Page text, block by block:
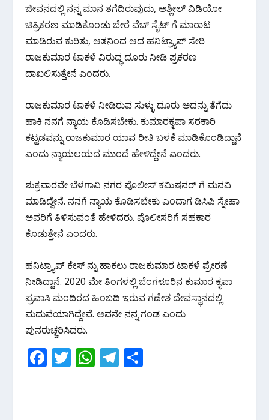
ಜೀವನದಲ್ಲಿ ನನ್ನ ಮಾನ ತಗೆದಿರುವುದು, ಅಶ್ಲೀಲ್ ವಿಡಿಯೋ
ಚಿತ್ರಿಕರಣ ಮಾಡಿಕೊಂಡು ಬೇರೆ ವೆಬ್ ಸೈಟ್ ಗೆ ಮಾರಾಟ
ಮಾಡಿರುವ ಕುರಿತು, ಆತನಿಂದ ಆದ ಹನಿಟ್ರ್ಯಾಪ್ ಸೇರಿ
ರಾಜಕುಮಾರ ಟಾಕಳೆ ವಿರುದ್ಧ ದೂರು ನೀಡಿ ಪ್ರಕರಣ
ದಾಖಲಿಸುತ್ತೇನೆ ಎಂದರು.
ರಾಜಕುಮಾರ ಟಾಕಳೆ ನೀಡಿರುವ ಸುಳ್ಳು ದೂರು ಅದನ್ನು ತೆಗೆದು
ಹಾಕಿ ನನಗೆ ನ್ಯಾಯ ಕೊಡಿಸಬೇಕು. ಕುಮಾರಕೃಪಾ ಸರಕಾರಿ
ಕಟ್ಟಡವನ್ನು ರಾಜಕುಮಾರ ಯಾವ ರೀತಿ ಬಳಕೆ ಮಾಡಿಕೊಂಡಿದ್ದಾನೆ
ಎಂದು ನ್ಯಾಯಲಯದ ಮುಂದೆ ಹೇಳಿದ್ದೇನೆ ಎಂದರು.
ಶುಕ್ರವಾರವೇ ಬೆಳಗಾವಿ ನಗರ ಪೊಲೀಸ್ ಕಮಿಷನರ್ ಗೆ ಮನವಿ
ಮಾಡಿದ್ದೇನೆ. ನನಗೆ ನ್ಯಾಯ ಕೊಡಿಸಬೇಕು ಎಂದಾಗ ಡಿಸಿಪಿ ಸ್ನೇಹಾ
ಅವರಿಗೆ ತಿಳಿಸುವಂತೆ ಹೇಳಿದರು. ಪೊಲೀಸರಿಗೆ ಸಹಕಾರ
ಕೊಡುತ್ತೇನೆ ಎಂದರು.
ಹನಿಟ್ರ್ಯಾಪ್ ಕೇಸ್ ನ್ನು ಹಾಕಲು ರಾಜಕುಮಾರ ಟಾಕಳೆ ಪ್ರೇರಣೆ
ನೀಡಿದ್ದಾನೆ. 2020 ಮೇ ತಿಂಗಳಲ್ಲಿ ಬೆಂಗಳೂರಿನ ಕುಮಾರ ಕೃಪಾ
ಪ್ರವಾಸಿ ಮಂದಿರದ ಹಿಂಬದಿ ಇರುವ ಗಣೇಶ ದೇವಸ್ಥಾನದಲ್ಲಿ
ಮದುವೆಯಾಗಿದ್ದೇವೆ. ಅವನೇ ನನ್ನ ಗಂಡ ಎಂದು
ಪುನರುಚ್ಚರಿಸಿದರು.
F T W T